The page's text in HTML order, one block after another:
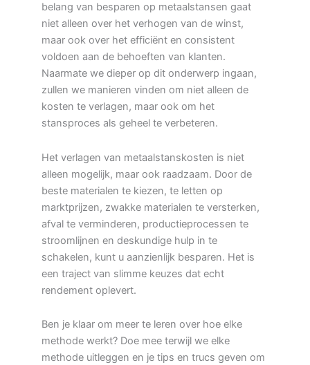
belang van besparen op metaalstansen gaat
niet alleen over het verhogen van de winst,
maar ook over het efficiënt en consistent
voldoen aan de behoeften van klanten.
Naarmate we dieper op dit onderwerp ingaan,
zullen we manieren vinden om niet alleen de
kosten te verlagen, maar ook om het
stansproces als geheel te verbeteren.
Het verlagen van metaalstanskosten is niet
alleen mogelijk, maar ook raadzaam. Door de
beste materialen te kiezen, te letten op
marktprijzen, zwakke materialen te versterken,
afval te verminderen, productieprocessen te
stroomlijnen en deskundige hulp in te
schakelen, kunt u aanzienlijk besparen. Het is
een traject van slimme keuzes dat echt
rendement oplevert.
Ben je klaar om meer te leren over hoe elke
methode werkt? Doe mee terwijl we elke
methode uitleggen en je tips en trucs geven om